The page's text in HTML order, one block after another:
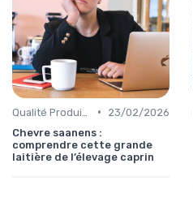
•
23/02/2026
Chevre saanens :
comprendre cette grande
laitière de l’élevage caprin